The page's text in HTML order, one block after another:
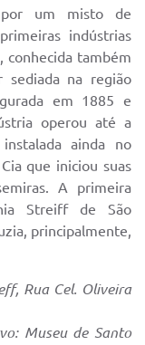
por um misto de
indústrias
conhecida também
sediada na região
em 1885 e
operou até a
ainda no
que iniciou suas
A primeira
Streiff de São
principalmente,
Rua Cel. Oliveira
Museu de Santo